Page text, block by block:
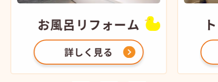
お風呂 リフォーム
詳しく見る